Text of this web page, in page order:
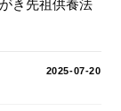
き先祖供養法
2025-07-20